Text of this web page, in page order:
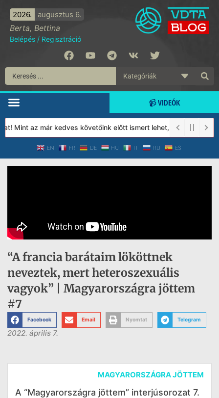
2026. augusztus 6.
Berta, Bettina
Belépés / Regisztráció
📹 VIDEÓK
Mint az már kedves követőink előtt ismert lehet, 2023-tól a
EN FR DE HU IT RU ES
“A francia barátaim lököttnek
neveztek, mert heteroszexuális
vagyok” | Magyarországra jöttem
#7
Facebook Email Nyomtat Telegram
2022. április 7.
MAGYARORSZÁGRA JÖTTEM
A “Magyarországra jöttem” interjúsorozat 7.